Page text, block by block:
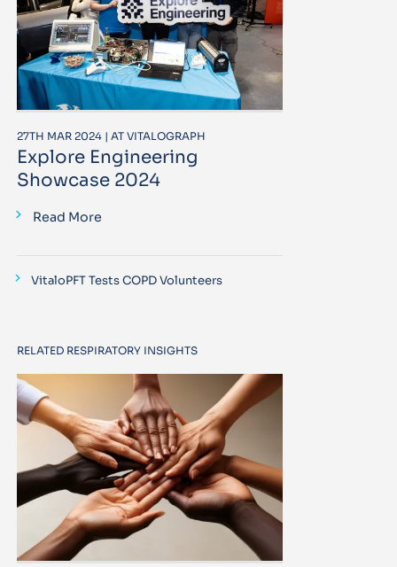
27TH MAR 2024 | AT VITALOGRAPH
Explore Engineering
Showcase 2024
Read More
VitaloPFT Tests COPD Volunteers
RELATED RESPIRATORY INSIGHTS